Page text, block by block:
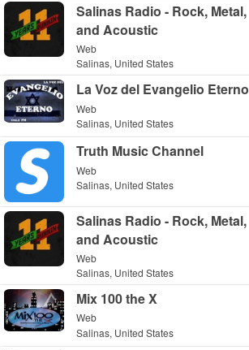
Salinas Radio - Rock, Metal,
and Acoustic
Web
Salinas, United States
La Voz del Evangelio Eterno
Web
Salinas, United States
Truth Music Channel
Web
Salinas, United States
Salinas Radio - Rock, Metal,
and Acoustic
Web
Salinas, United States
Mix 100 the X
Web
Salinas, United States